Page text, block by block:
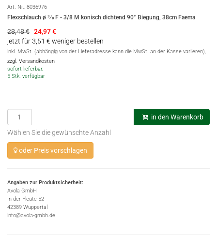
Art.-Nr.: 8036976
Flexschlauch ø 3⁄8 F - 3/8 M konisch dichtend 90° Biegung, 38cm Faema
28,48 € 24,97€
jetzt für 3,51 € weniger bestellen
inkl. MwSt. (abhängig von der Lieferadresse kann die MwSt. an der Kasse variieren),
zzgl. Versandkosten
sofort lieferbar,
5 Stk. verfügbar
in den Warenkorb
Wählen Sie die gewünschte Anzahl
oder Preis vorschlagen
Angaben zur Produktsicherheit:
Avola GmbH
In der Fleute 52
42389 Wuppertal
info@avola-gmbh.de